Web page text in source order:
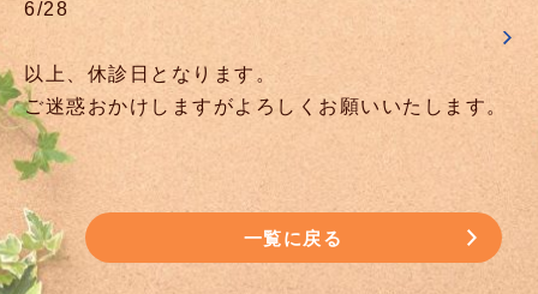
6/28
以上、休診日となります。
ご迷惑おかけしますがよろしくお願いいたします。
一覧に戻る